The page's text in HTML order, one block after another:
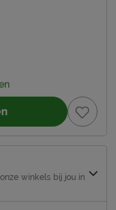
winkels bij jou in